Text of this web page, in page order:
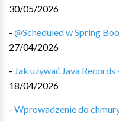
30/05/2026
- @Scheduled w Spring
27/04/2026
- Jak używać Java
18/04/2026
- Wprowadzenie do